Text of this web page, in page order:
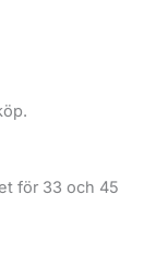
för 33 och 45